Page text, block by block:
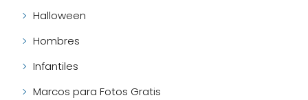
Halloween
Hombres
Infantiles
Marcos para Fotos Gratis